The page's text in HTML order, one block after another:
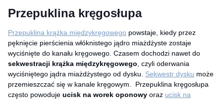
Przepuklina kręgosłupa
Przepuklina krążka międzykręgowego powstaje, kiedy przez
pęknięcie pierścienia włóknistego jądro miażdżyste zostaje
wyciśnięte do kanału kręgowego. Czasem dochodzi nawet do
sekwestracji krążka międzykręgowego , czyli oderwania
wyciśniętego jądra miażdżystego od dysku. Sekwestr dysku może
przemieszczać się w kanale kręgowym. Przepuklina kręgosłupa
często powoduje ucisk na worek oponowy oraz ucisk na